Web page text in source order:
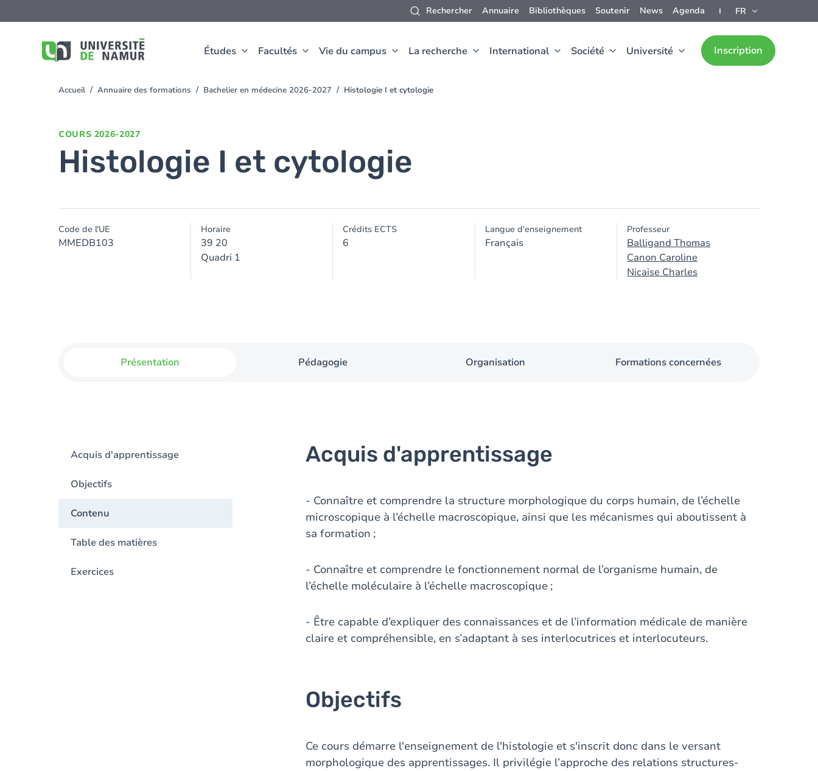
Rechercher Annuaire Bibliothèques Soutenir News Agenda FR
Études Facultés Vie du campus La recherche International Société Université Inscription
au
You
Accueil Annuaire des formations Bachelier en médecine 2026-2027 Histologie I et cytologie
COURS 2026-2027
Histologie I et cytologie
Code de l'UE
MMEDB103
Horaire
39 20
Quadri 1
Crédits ECTS
6
Langue d'enseignement
Français
Professeur
Balligand Thomas
Canon Caroline
Nicaise Charles
Présentation Pédagogie Organisation Formations concernées
Acquis d'apprentissage
Objectifs
Contenu
Table des matières
Exercices
Acquis d'apprentissage
- Connaître et comprendre la structure morphologique du corps humain, de l’échelle
microscopique à l’échelle macroscopique, ainsi que les mécanismes qui aboutissent à
sa formation ;
- Connaître et comprendre le fonctionnement normal de l’organisme humain, de
l’échelle moléculaire à l’échelle macroscopique ;
- Être capable d’expliquer des connaissances et de l’information médicale de manière
claire et compréhensible, en s’adaptant à ses interlocutrices et interlocuteurs.
Objectifs
Ce cours démarre l'enseignement de l'histologie et s'inscrit donc dans le versant
morphologique des apprentissages. Il privilégie l’approche des relations structures-